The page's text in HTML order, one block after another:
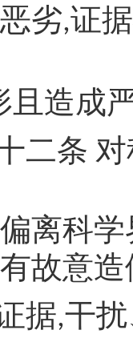
劣,证
且造成
二条
偏离科
有故意
据,干